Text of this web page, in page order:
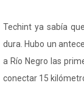
Techint ya sabía
dura. Hubo un
a Río Negro las
conectar 15